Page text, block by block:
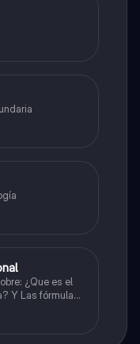
¿Que es el
Y Las fórmulas